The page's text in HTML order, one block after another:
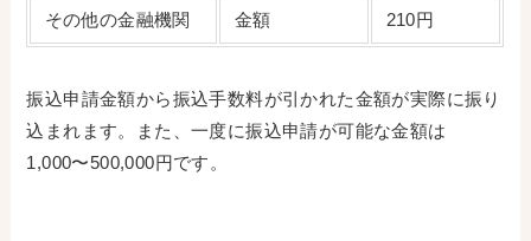
その他の金融機関 金額 210円
振込申請金額から振込手数料が引かれた金額が実際に振り
込まれます。また、一度に振込申請が可能な金額は
1,000〜500,000円です。